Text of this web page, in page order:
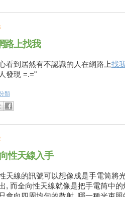
路上找我
看到居然有不認識的人在網路上找
發現 =.="
類
性天線入手
天線的訊號可以想像成是手電筒將
, 而全向性天線就像是把手電筒中